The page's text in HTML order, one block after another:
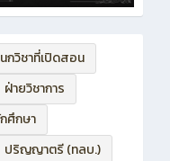
กวิชาที่เปิดสอน
ฝ่ายวิชาการ
ศึกษา
ปริญญาตรี (ทลบ.)